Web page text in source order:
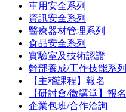
車用安全系列
資訊安全系列
醫療器材管理系列
食品安全系列
實驗室及技術認證
幹部養成/工作技能系列
【主稽課程】報名
【研討會/微講堂】報名
企業包班/合作洽詢